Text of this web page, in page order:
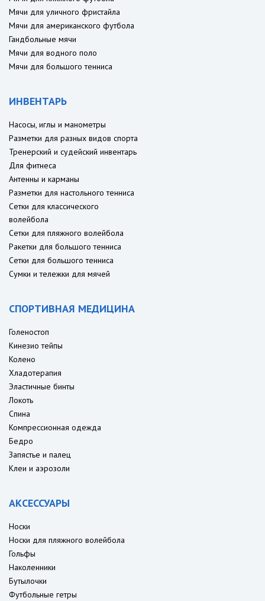
Мячи для уличного фристайла
Мячи для американского футбола
Гандбольные мячи
Мячи для водного поло
Мячи для большого тенниса
ИНВЕНТАРЬ
Насосы, иглы и манометры
Разметки для разных видов спорта
Тренерский и судейский инвентарь
Для фитнеса
Антенны и карманы
Разметки для настольного тенниса
Сетки для классического
волейбола
Сетки для пляжного волейбола
Ракетки для большого тенниса
Сетки для большого тенниса
Сумки и тележки для мячей
СПОРТИВНАЯ МЕДИЦИНА
Голеностоп
Кинезио тейпы
Колено
Хладотерапия
Эластичные бинты
Локоть
Спина
Компрессионная одежда
Бедро
Запястье и палец
Клеи и аэрозоли
АКСЕССУАРЫ
Носки
Носки для пляжного волейбола
Гольфы
Наколенники
Бутылочки
Футбольные гетры